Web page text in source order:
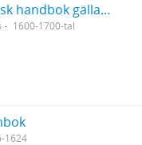
Fragment ur en liturgisk handbok gällande för den grekisk-ortodoxa kyrkan
1600-1700-tal
1624